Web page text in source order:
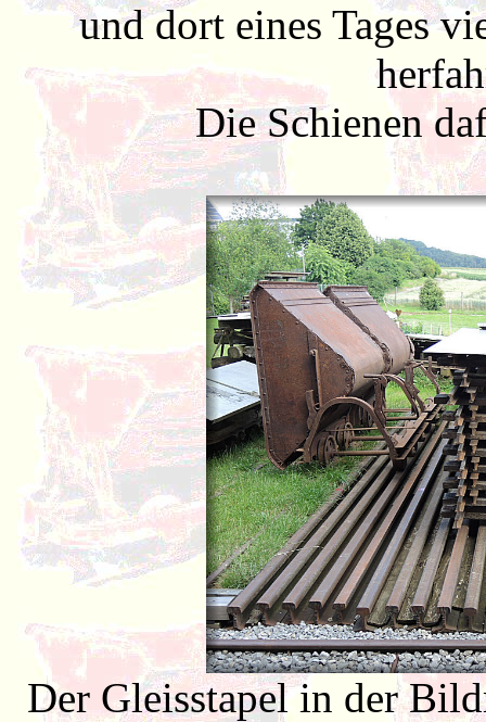
und dort eines Tages
Die Schienen
Der Gleisstapel in der